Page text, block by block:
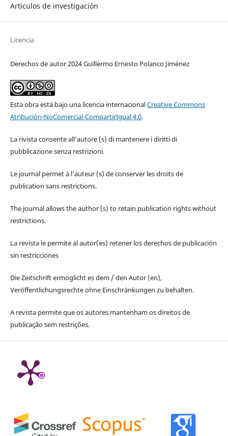
Artículos de investigación
Licencia
Derechos de autor 2024 Guillermo Ernesto Polanco Jiménez
Esta obra está bajo una licencia internacionalCreative Commons
Atribución-NoComercial-CompartirIgual 4.0.
La rivista consente all'autore (s) di mantenere i diritti di
pubblicazione senza restrizioni.
Le journal permet à l'auteur (s) de conserver les droits de
publication sans restrictions.
The journal allows the author (s) to retain publication rights without
restrictions.
La revista le permite al autor(es) retener los derechos de publicación
sin restricciones
Die Zeitschrift ermöglicht es dem / den Autor (en),
Veröffentlichungsrechte ohne Einschränkungen zu behalten.
A revista permite que os autores mantenham os direitos de
publicação sem restrições.